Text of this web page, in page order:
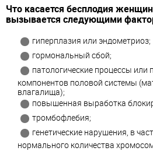
Что касается бесплодия
вызывается следующими
гиперплазия или эндометриоз;
гормональный сбой;
патологические процессы или
компонентов половой системы
влагалища);
повышенная выработка
тромбофлебия;
генетические нарушения, в
нормального количества